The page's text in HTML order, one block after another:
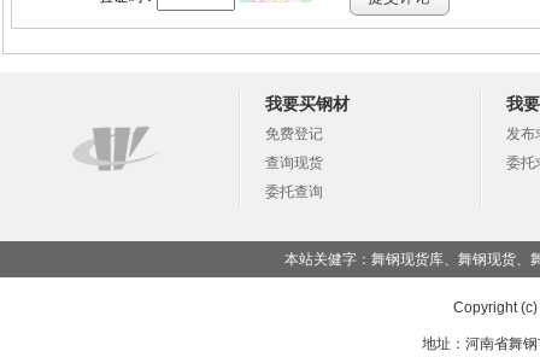
我要买钢材
免费登记
查询现货
委托查询
我
发布
委托
本站关健字：舞钢现货库、舞钢现货、
Copyright
地址：河南省舞